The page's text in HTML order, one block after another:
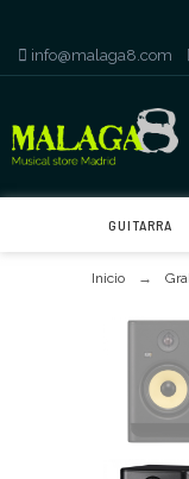
info@malaga8.com
GUITARRA
Inicio